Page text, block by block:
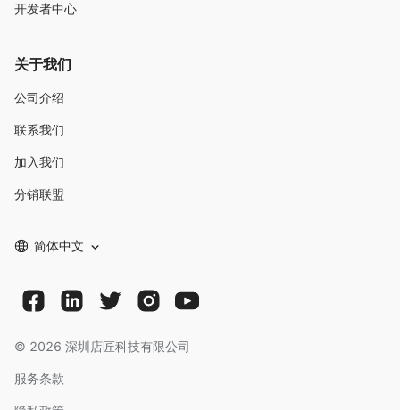
开发者中心
关于我们
公司介绍
联系我们
加入我们
分销联盟
简体中文
© 2026 深圳店匠科技有限公司
服务条款